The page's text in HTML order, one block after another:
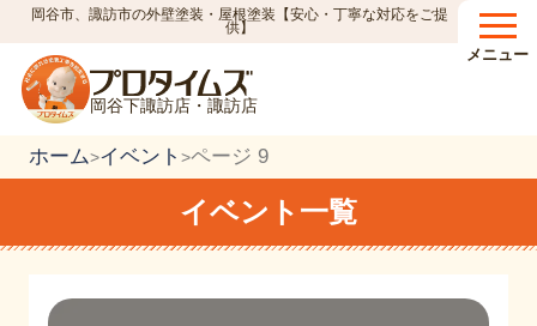
岡谷市、諏訪市の外壁塗装・屋根塗装【安心・丁寧な対応をご提
供】
岡谷下諏訪店・諏訪店
メニュー
ホーム>イベント >ページ 9
イベント一覧